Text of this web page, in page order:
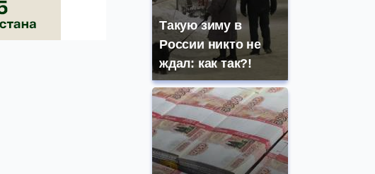
Такую зиму в
России никто не
ждал: как так?!